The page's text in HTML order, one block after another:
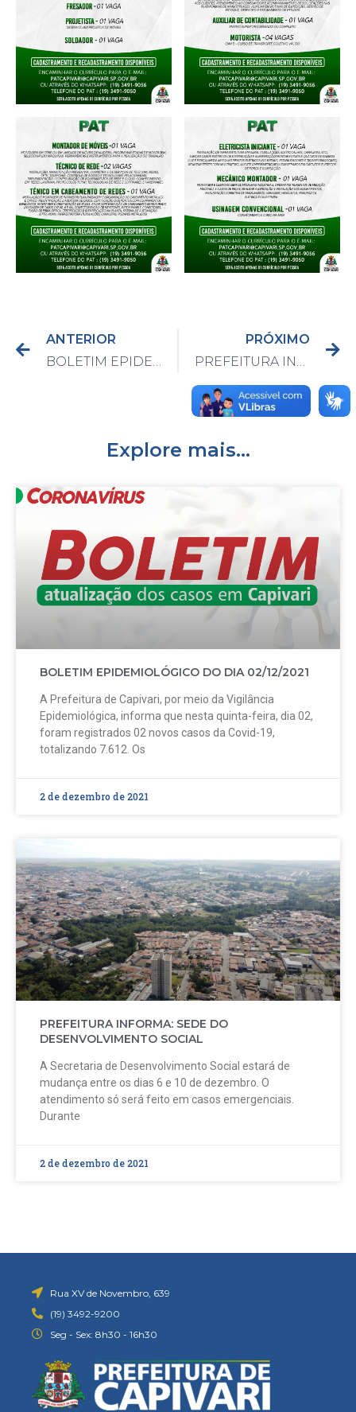
ANTERIOR
PRÓXIMO
Explore mais...
BOLETIM EPIDEMIOLÓGICO DO DIA 02/12/2021
A Prefeitura de Capivari, por meio da Vigilância
Epidemiológica, informa que nesta quinta-feira, dia 02,
foram registrados 02 novos casos da Covid-19,
totalizando 7.612. Os
2 de dezembro de 2021
PREFEITURA INFORMA: SEDE DO
DESENVOLVIMENTO SOCIAL
A Secretaria de Desenvolvimento Social estará de
mudança entre os dias 6 e 10 de dezembro. O
atendimento só será feito em casos emergenciais.
Durante
2 de dezembro de 2021
Rua XV de Novembro, 639
(19) 3492-9200
Seg - Sex: 8h30 - 16h30